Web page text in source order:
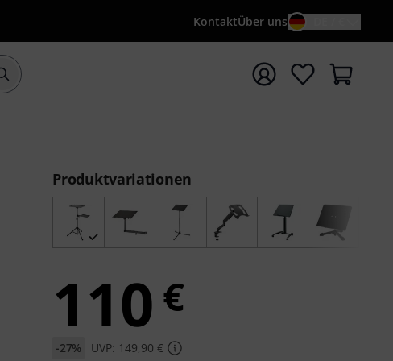
KontaktÜber uns
Suche mit Suchwort {searchTerm} starten
Produktvariationen
110 €
-27% UVP: 149,90 €